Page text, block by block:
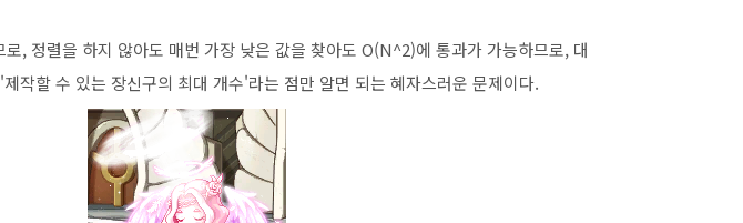
, 정렬을 하지 않아도 매번 가장 낮은 값을 찾아도 O(N^2)에 통과가 가능하므로, 대
작할 수 있는 장신구의 최대 개수'라는 점만 알면 되는 혜자스러운 문제이다.